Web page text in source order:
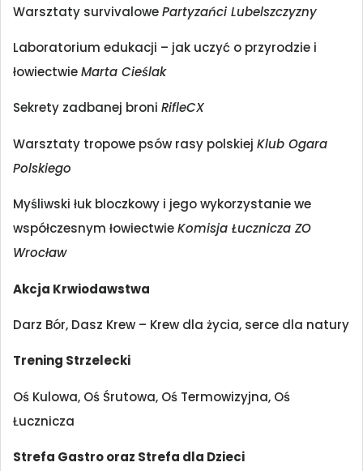
Warsztaty survivalowePartyzańci Lubelszczyzny
Laboratorium edukacji – jak uczyć o przyrodzie i
łowiectwieMarta Cieślak
Sekrety zadbanej broni RifleCX
Warsztaty tropowe psów rasy polskiej Klub Ogara
Polskiego
Myśliwski łuk bloczkowy i jego wykorzystanie we
współczesnym łowiectwieKomisja Łucznicza ZO
Wrocław
Akcja Krwiodawstwa
Darz Bór, Dasz Krew – Krew dla życia, serce dla natury
Trening Strzelecki
Oś Kulowa, Oś Śrutowa, Oś Termowizyjna, Oś
Łucznicza
Strefa Gastro oraz Strefa dla Dzieci